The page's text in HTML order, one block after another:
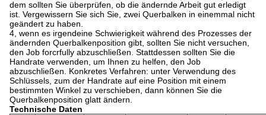
dem sollten Sie überprüfen, ob die ändernde Arbeit gut erledigt
ist. Vergewissern Sie sich Sie, zwei Querbalken in einemmal nicht
geändert zu haben.
4, wenn es irgendeine Schwierigkeit während des Prozesses der
ändernden Querbalkenposition gibt, sollten Sie nicht versuchen,
den Job forcrfully abzuschließen. Stattdessen sollten Sie die
Handrate verwenden, um Ihnen zu helfen, den Job
abzuschließen. Konkretes Verfahren: unter Verwendung des
Schlüssels, zum der Handrate auf eine Position mit einem
bestimmten Winkel zu verschieben, dann können Sie die
Querbalkenposition glatt ändern.
Technische Daten